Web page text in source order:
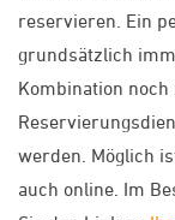
reservieren. Ein
grundsätzlich
Kombination
werden. Möglich
auch online. Im